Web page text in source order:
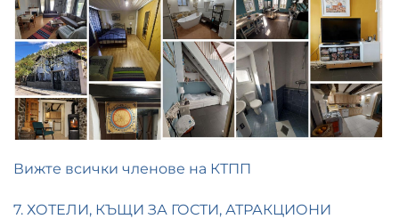
Вижте всички членове на КТПП
7. ХОТЕЛИ, КЪЩИ ЗА ГОСТИ, АТРАКЦИОНИ